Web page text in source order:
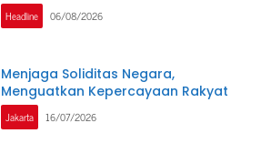
Kode Etik Jurnalistik dan
Pertimbangkan Jalur Hukum
Headline 06/08/2026
Menjaga Soliditas Negara,
Menguatkan Kepercayaan Rakyat
Jakarta 16/07/2026